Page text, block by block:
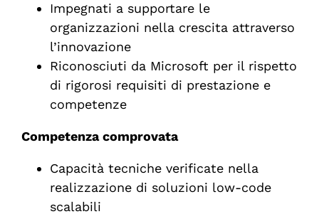
Impegnati a supportare le
organizzazioni nella crescita attraverso
l’innovazione
Riconosciuti da Microsoft per il rispetto
di rigorosi requisiti di prestazione e
competenze
Competenza comprovata
Capacità tecniche verificate nella
realizzazione di soluzioni low-code
scalabili